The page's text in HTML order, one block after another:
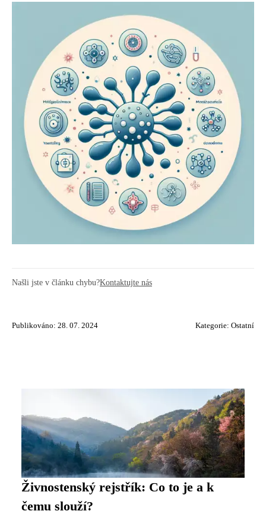
Našli jste v článku chybu?Kontaktujte nás
Publikováno: 28. 07. 2024 Kategorie: Ostatní
Živnostenský rejstřík: Co to je a k
čemu slouží?